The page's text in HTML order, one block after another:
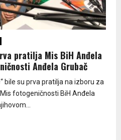
pratilja Mis BiH Anđela
Anđela Grubač
bile su prva pratilja na izboru za
fotogeničnosti BiH Anđela